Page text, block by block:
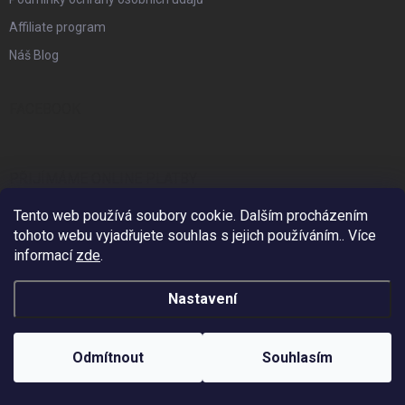
Tento web používá soubory cookie. Dalším procházením
tohoto webu vyjadřujete souhlas s jejich používáním.. Více
informací zde.
Nastavení
Odmítnout Souhlasím
Affiliate program
Náš Blog
KONTAKT
725 934 392